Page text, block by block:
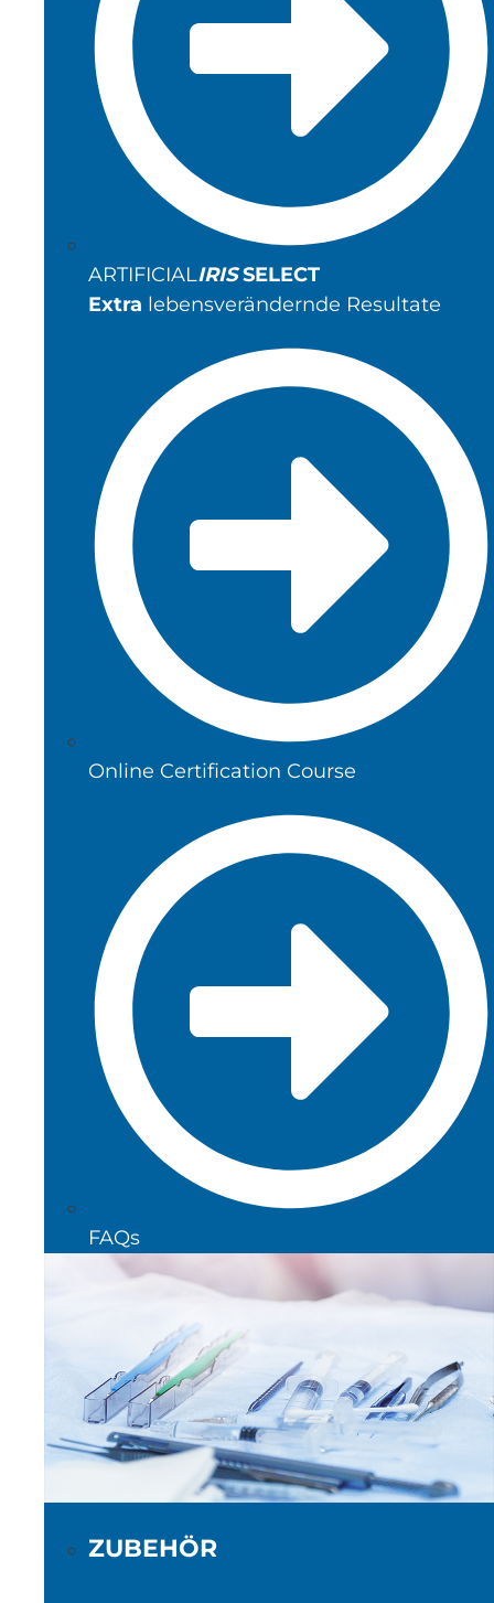
ARTIFICIALIRISSELECT
Extra lebensverändernde Resultate
Online Certification Course
FAQs
ZUBEHÖR